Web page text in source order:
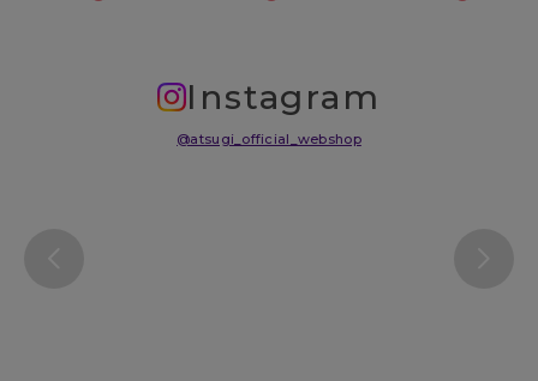
Instagram
@atsugi_official_webshop